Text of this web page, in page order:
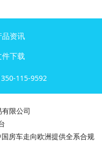
品资讯
件下载
115-9592
限公司
房车走向欧洲提供全系合规